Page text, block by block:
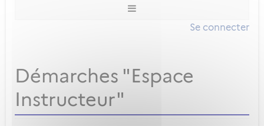
Se connecter
Démarches "Espace
Instructeur"